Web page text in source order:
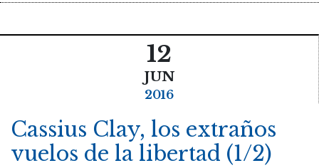
12
JUN
2016
Cassius Clay, los extraños
vuelos de la libertad (1/2)